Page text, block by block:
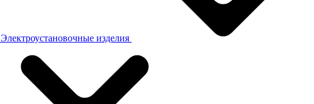
Электроустановочные изделия